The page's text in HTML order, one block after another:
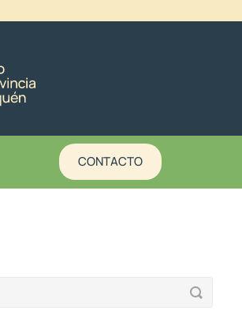
CONTACTO